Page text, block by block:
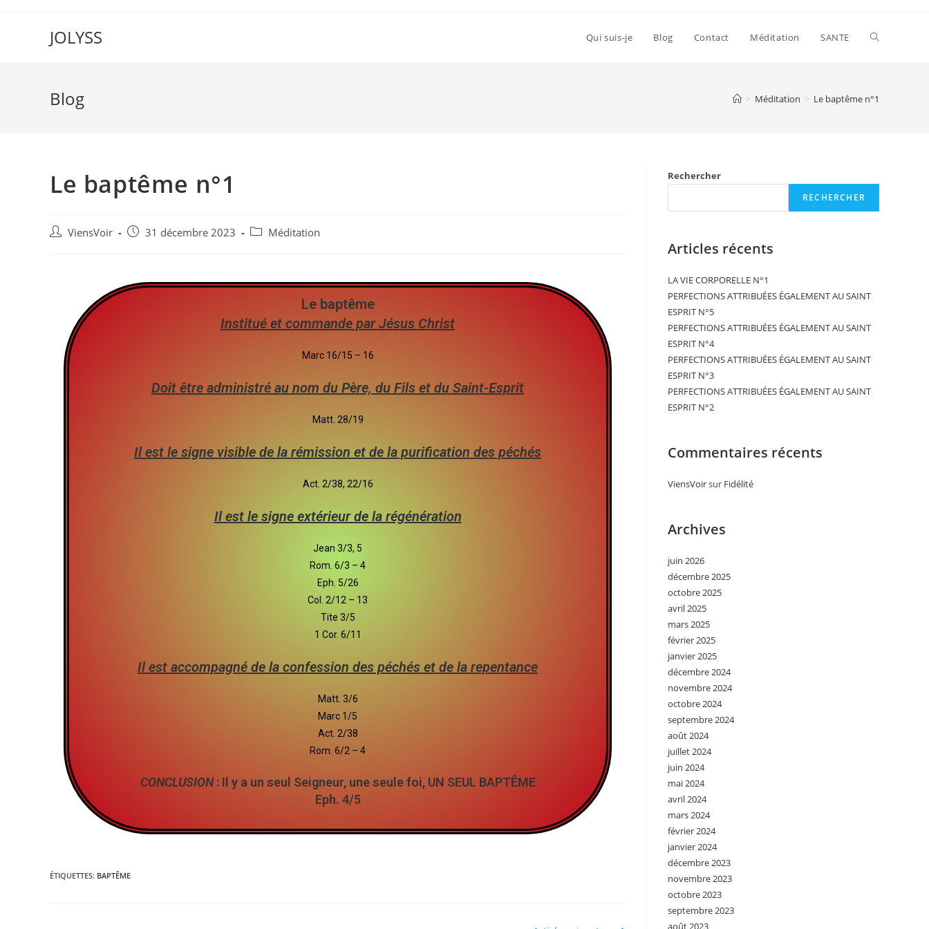
JOLYSS Qui suis-je Blog Contact Méditation SANTE
Blog > Méditation > Le baptême n°1
Le baptême n°1
ViensVoir 31 décembre 2023 Méditation
Le baptême
Institué et commande par Jésus Christ
Marc 16/15 – 16
Doit être administré au nom du Père, du Fils et du Saint-Esprit
Matt. 28/19
Il est le signe visible de la rémission et de la purification des péchés
Act. 2/38, 22/16
Il est le signe extérieur de la régénération
Jean 3/3, 5
Rom. 6/3 – 4
Eph. 5/26
Col. 2/12 – 13
Tite 3/5
1 Cor. 6/11
Il est accompagné de la confession des péchés et de la repentance
Matt. 3/6
Marc 1/5
Act. 2/38
Rom. 6/2 – 4
CONCLUSION: Il y a un seul Seigneur, une seule foi, UN SEUL BAPTÊME
Eph. 4/5
ÉTIQUETTES: BAPTÊME
Rechercher
RECHERCHER
Articles récents
LA VIE CORPORELLE N°1
PERFECTIONS ATTRIBUÉES ÉGALEMENT AU SAINT
ESPRIT N°5
PERFECTIONS ATTRIBUÉES ÉGALEMENT AU SAINT
ESPRIT N°4
PERFECTIONS ATTRIBUÉES ÉGALEMENT AU SAINT
ESPRIT N°3
PERFECTIONS ATTRIBUÉES ÉGALEMENT AU SAINT
ESPRIT N°2
Commentaires récents
ViensVoirsur Fidélité
Archives
juin 2026
décembre 2025
octobre 2025
avril 2025
mars 2025
février 2025
janvier 2025
décembre 2024
novembre 2024
octobre 2024
septembre 2024
août 2024
juillet 2024
juin 2024
mai 2024
avril 2024
mars 2024
février 2024
janvier 2024
décembre 2023
novembre 2023
octobre 2023
septembre 2023
août 2023